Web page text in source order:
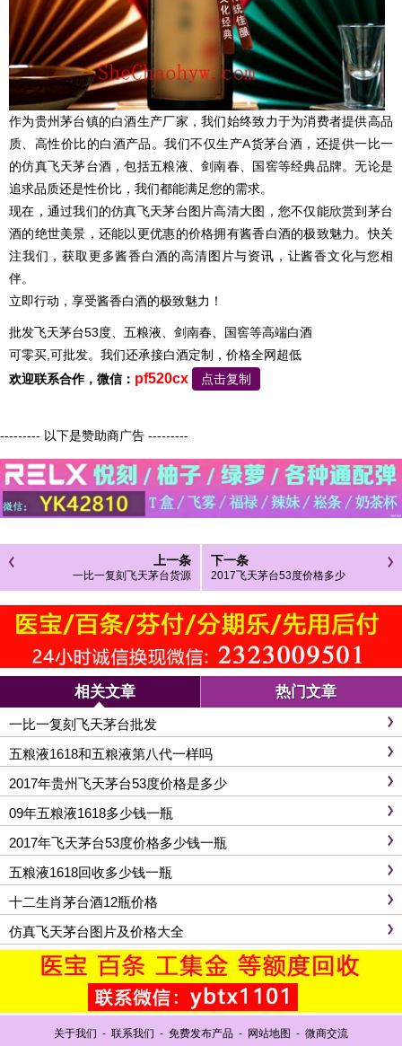
作为贵州茅台镇的白酒生产厂家，我们始终致力于为消费者提供高品
质、高性价比的白酒产品。我们不仅生产A货茅台酒，还提供一比一
的仿真飞天茅台酒，包括五粮液、剑南春、国窖等经典品牌。无论是
追求品质还是性价比，我们都能满足您的需求。
现在，通过我们的仿真飞天茅台图片高清大图，您不仅能欣赏到茅台
酒的绝世美景，还能以更优惠的价格拥有酱香白酒的极致魅力。快关
注我们，获取更多酱香白酒的高清图片与资讯，让酱香文化与您相
伴。
立即行动，享受酱香白酒的极致魅力！
批发飞天茅台53度、五粮液、剑南春、国窖等高端白酒
可零买,可批发。我们还承接白酒定制，价格全网超低
欢迎联系合作，微信： pf520cx 点击复制
--------- 以下是赞助商广告 ---------
上一条
一比一复刻飞天茅台货源
下一条
2017飞天茅台53度价格多少
相关文章 热门文章
一比一复刻飞天茅台批发
五粮液1618和五粮液第八代一样吗
2017年贵州飞天茅台53度价格是多少
09年五粮液1618多少钱一瓶
2017年飞天茅台53度价格多少钱一瓶
五粮液1618回收多少钱一瓶
十二生肖茅台酒12瓶价格
仿真飞天茅台图片及价格大全
关于我们 - 联系我们 - 免费发布产品 - 网站地图 - 微商交流